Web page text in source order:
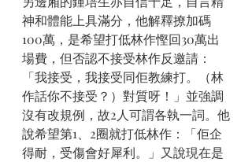
神和體能上具滿分，他解釋撩加碼
100萬，是希望打低林作慳回30萬出
場費，但否認不接受林作反邀請：
「我接受，我接受同佢教練打。（林
作話你不接受？）對質呀！」並強調
沒有改規例，故2人可謂各執一詞。他
說希望第1、2圈就打低林作：「佢企
得耐，受傷會好犀利。」又說現在是